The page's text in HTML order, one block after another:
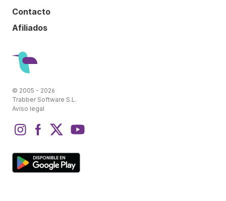
Contacto
Afiliados
© 2005 - 2026
Trabber Software S.L.
Aviso legal